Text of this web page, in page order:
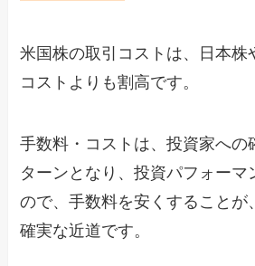
米国株の取引コストは、日本株
コストよりも割高です。
手数料・コストは、投資家への
ターンとなり、投資パフォーマ
ので、手数料を安くすることが
確実な近道です。